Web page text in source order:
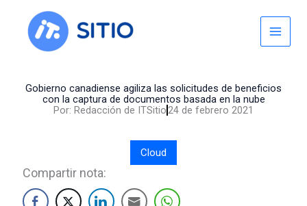
content
Gobierno canadiense agiliza las solicitudes de beneficios
con la captura de documentos basada en la nube
Por: Redacción de ITSitio24 de febrero 2021
Cloud
Compartir nota: